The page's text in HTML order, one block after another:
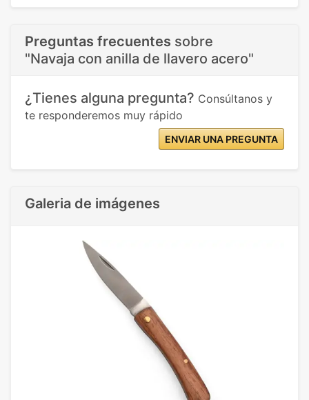
Preguntas frecuentes sobre
"Navaja con anilla de llavero acero"
¿Tienes alguna pregunta? Consúltanos y
te responderemos muy rápido
ENVIAR UNA PREGUNTA
Galeria de imágenes